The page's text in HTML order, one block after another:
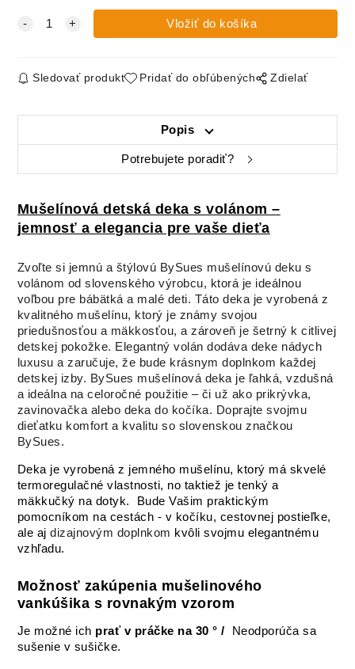
Sledovať produkt Pridať do obľúbených Zdielať
Popis
Potrebujete poradiť?
Mušelínová detská deka s volánom –
jemnosť a elegancia pre vaše dieťa
Zvoľte si jemnú a štýlovú BySues mušelínovú deku s
volánom od slovenského výrobcu, ktorá je ideálnou
voľbou pre bábätká a malé deti. Táto deka je vyrobená z
kvalitného mušelínu, ktorý je známy svojou
priedušnosťou a mäkkosťou, a zároveň je šetrný k citlivej
detskej pokožke. Elegantný volán dodáva deke nádych
luxusu a zaručuje, že bude krásnym doplnkom každej
detskej izby. BySues mušelínová deka je ľahká, vzdušná
a ideálna na celoročné použitie – či už ako prikrývka,
zavinovačka alebo deka do kočíka. Doprajte svojmu
dieťatku komfort a kvalitu so slovenskou značkou
BySues.
Deka je vyrobená z jemného mušelínu, ktorý má skvelé
termoregulačné vlastnosti, no taktiež je tenký a
mäkkučký na dotyk. Bude Vašim praktickým
pomocníkom na cestách - v kočíku, cestovnej postieľke,
ale ajdizajnovým doplnkom kvôli svojmu elegantnému
vzhľadu.
Možnosť zakúpenia mušelinového
vankúšika s rovnakým vzorom
Je možné ich prať v práčke na 30 ° /
Neodporúča sa
sušenie v sušičke.